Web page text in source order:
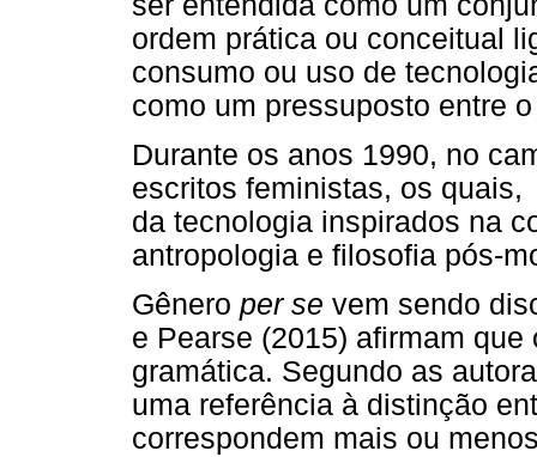
ordem prática ou conceitual
consumo ou uso de
como um pressuposto entre
Durante os anos 1990, no
escritos feministas, os
da tecnologia inspirados na
antropologia e filosofia pós-
Gênero per se vem sendo
e Pearse (2015) afirmam
gramática. Segundo as
uma referência à distinção
correspondem mais ou